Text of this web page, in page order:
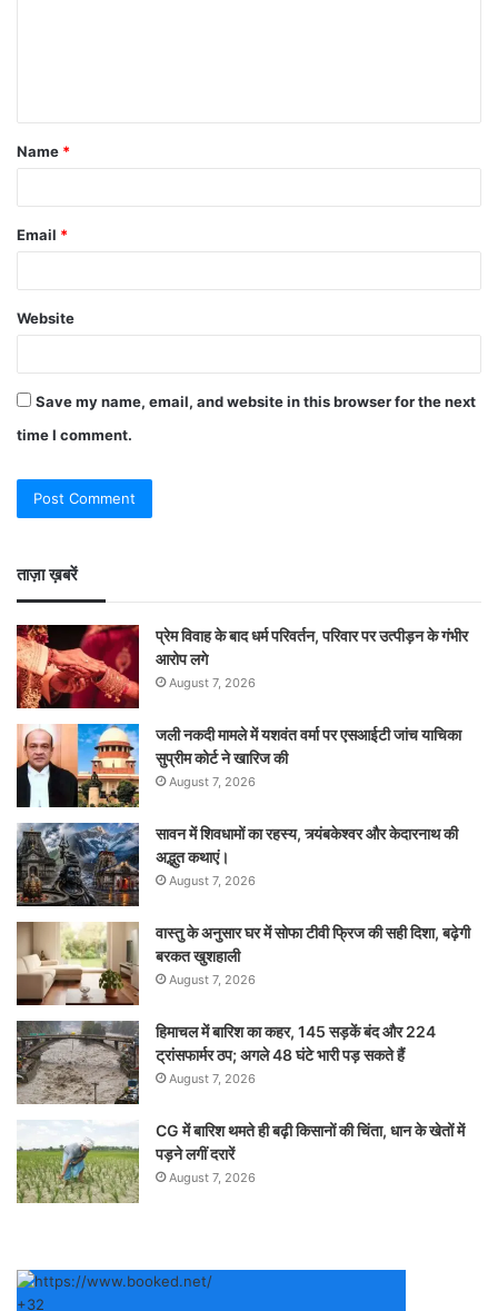
Name *
Email *
Website
Save my name, email, and website in this browser for the next
time I comment.
ताज़ा ख़बरें
प्रेम विवाह के बाद धर्म परिवर्तन, परिवार पर उत्पीड़न के गंभीर
आरोप लगे
August 7, 2026
जली नकदी मामले में यशवंत वर्मा पर एसआईटी जांच याचिका
सुप्रीम कोर्ट ने खारिज की
August 7, 2026
सावन में शिवधामों का रहस्य, त्र्यंबकेश्वर और केदारनाथ की
अद्भुत कथाएं।
August 7, 2026
वास्तु के अनुसार घर में सोफा टीवी फ्रिज की सही दिशा, बढ़ेगी
बरकत खुशहाली
August 7, 2026
हिमाचल में बारिश का कहर, 145 सड़कें बंद और 224
ट्रांसफार्मर ठप; अगले 48 घंटे भारी पड़ सकते हैं
August 7, 2026
CG में बारिश थमते ही बढ़ी किसानों की चिंता, धान के खेतों में
पड़ने लगीं दरारें
August 7, 2026
+32